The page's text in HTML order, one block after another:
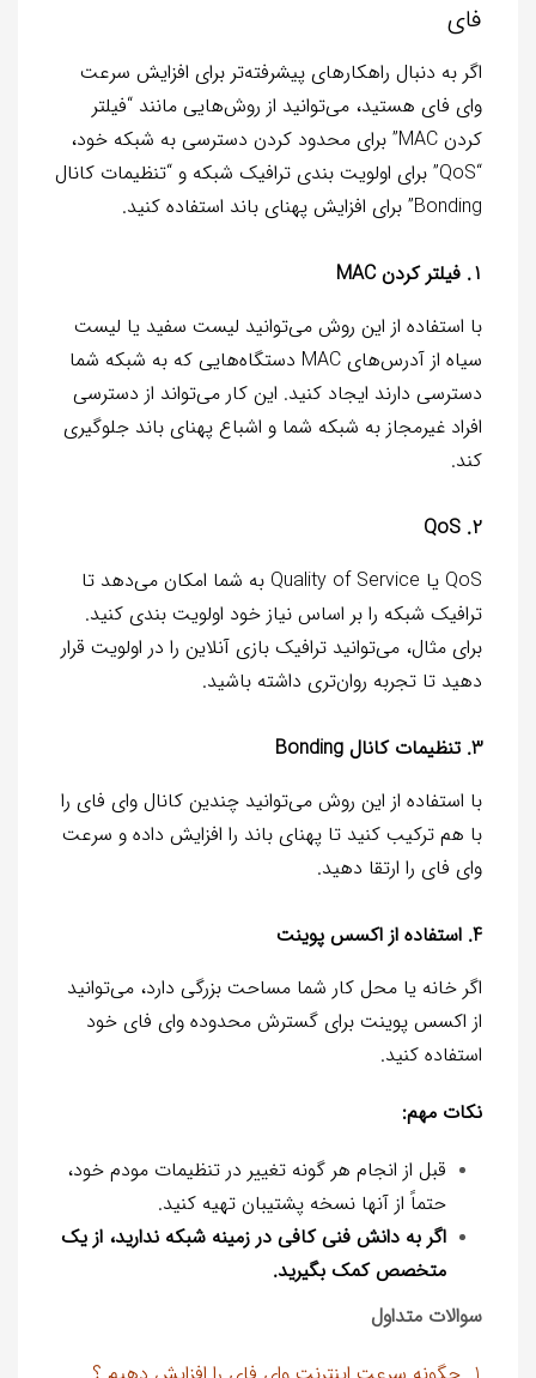
فای
اگر به دنبال راهکارهای پیشرفته‌تر برای افزایش سرعت
وای فای هستید، می‌توانید از روش‌هایی مانند “فیلتر
کردن MAC” برای محدود کردن دسترسی به شبکه خود،
“QoS” برای اولویت بندی ترافیک شبکه و “تنظیمات کانال
Bonding” برای افزایش پهنای باند استفاده کنید.
1. فیلتر کردن MAC
با استفاده از این روش می‌توانید لیست سفید یا لیست
سیاه از آدرس‌های MAC دستگاه‌هایی که به شبکه شما
دسترسی دارند ایجاد کنید. این کار می‌تواند از دسترسی
افراد غیرمجاز به شبکه شما و اشباع پهنای باند جلوگیری
کند.
2. QoS
QoS یا Quality of Service به شما امکان می‌دهد تا
ترافیک شبکه را بر اساس نیاز خود اولویت بندی کنید.
برای مثال، می‌توانید ترافیک بازی آنلاین را در اولویت قرار
دهید تا تجربه روان‌تری داشته باشید.
3. تنظیمات کانال Bonding
با استفاده از این روش می‌توانید چندین کانال وای فای را
با هم ترکیب کنید تا پهنای باند را افزایش داده و سرعت
وای فای را ارتقا دهید.
4. استفاده از اکسس پوینت
اگر خانه یا محل کار شما مساحت بزرگی دارد، می‌توانید
از اکسس پوینت برای گسترش محدوده وای فای خود
استفاده کنید.
نکات مهم:
قبل از انجام هر گونه تغییر در تنظیمات مودم خود،
حتماً از آنها نسخه پشتیبان تهیه کنید.
اگر به دانش فنی کافی در زمینه شبکه ندارید، از یک
متخصص کمک بگیرید.
سوالات متداول